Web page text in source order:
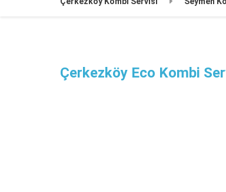
Çerkezköy Eco Kombi